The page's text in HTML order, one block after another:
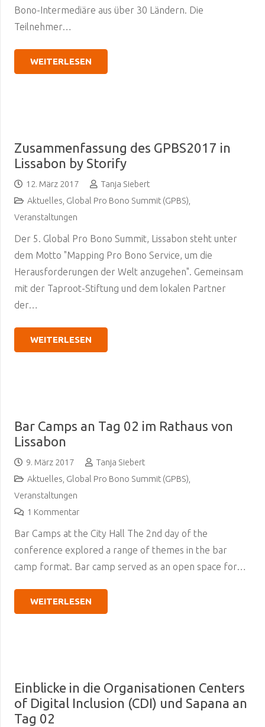
Bono-Intermediäre aus über 30 Ländern. Die
Teilnehmer…
WEITERLESEN
Zusammenfassung des GPBS2017 in
Lissabon by Storify
12. März 2017
Tanja Siebert
Aktuelles, Global Pro Bono Summit (GPBS),
Veranstaltungen
Der 5. Global Pro Bono Summit, Lissabon steht unter
dem Motto "Mapping Pro Bono Service, um die
Herausforderungen der Welt anzugehen". Gemeinsam
mit der Taproot-Stiftung und dem lokalen Partner
der…
WEITERLESEN
Bar Camps an Tag 02 im Rathaus von
Lissabon
9. März 2017
Tanja Siebert
Aktuelles, Global Pro Bono Summit (GPBS),
Veranstaltungen
1 Kommentar
Bar Camps at the City Hall The 2nd day of the
conference explored a range of themes in the bar
camp format. Bar camp served as an open space for…
WEITERLESEN
Einblicke in die Organisationen Centers
of Digital Inclusion (CDI) und Sapana an
Tag 02